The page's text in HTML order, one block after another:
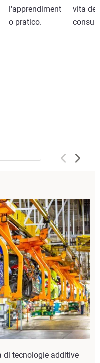
l'apprendiment
o pratico.
vita
di tecnologie additive